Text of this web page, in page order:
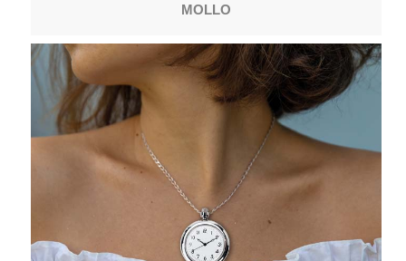
MOLLO